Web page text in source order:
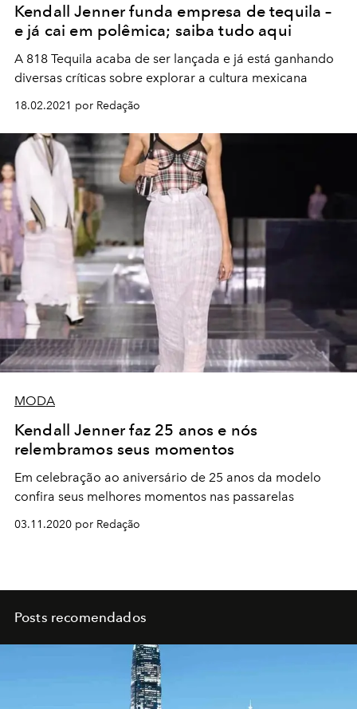
Kendall Jenner funda empresa de tequila –
e já cai em polêmica; saiba tudo aqui
A 818 Tequila acaba de ser lançada e já está ganhando
diversas críticas sobre explorar a cultura mexicana
18.02.2021 por Redação
MODA
Kendall Jenner faz 25 anos e nós
relembramos seus momentos
Em celebração ao aniversário de 25 anos da modelo
confira seus melhores momentos nas passarelas
03.11.2020 por Redação
Posts recomendados